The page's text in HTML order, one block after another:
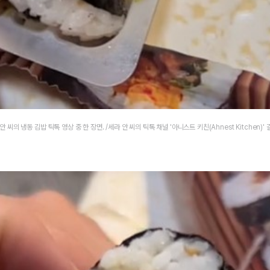
씨의 냉동 김밥 틱톡 영상 중 한 장면. /세라 안 씨의 틱톡 채널 '아니스트 키친(Ahnest Kitchen)'